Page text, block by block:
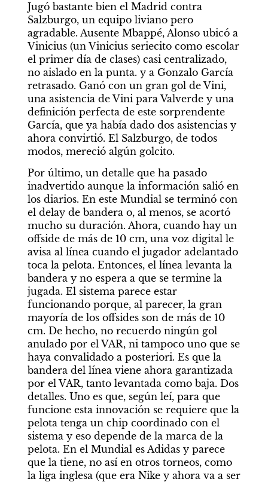
Jugó bastante bien el Madrid contra
Salzburgo, un equipo liviano pero
agradable. Ausente Mbappé, Alonso ubicó a
Vinicius (un Vinicius seriecito como escolar
el primer día de clases) casi centralizado,
no aislado en la punta. y a Gonzalo García
retrasado. Ganó con un gran gol de Vini,
una asistencia de Vini para Valverde y una
definición perfecta de este sorprendente
García, que ya había dado dos asistencias y
ahora convirtió. El Salzburgo, de todos
modos, mereció algún golcito.
Por último, un detalle que ha pasado
inadvertido aunque la información salió en
los diarios. En este Mundial se terminó con
el delay de bandera o, al menos, se acortó
mucho su duración. Ahora, cuando hay un
offside de más de 10 cm, una voz digital le
avisa al línea cuando el jugador adelantado
toca la pelota. Entonces, el línea levanta la
bandera y no espera a que se termine la
jugada. El sistema parece estar
funcionando porque, al parecer, la gran
mayoría de los offsides son de más de 10
cm. De hecho, no recuerdo ningún gol
anulado por el VAR, ni tampoco uno que se
haya convalidado a posteriori. Es que la
bandera del línea viene ahora garantizada
por el VAR, tanto levantada como baja. Dos
detalles. Uno es que, según leí, para que
funcione esta innovación se requiere que la
pelota tenga un chip coordinado con el
sistema y eso depende de la marca de la
pelota. En el Mundial es Adidas y parece
que la tiene, no así en otros torneos, como
la liga inglesa (que era Nike y ahora va a ser